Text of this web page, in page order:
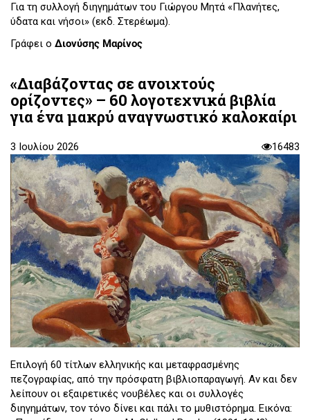
Για τη συλλογή διηγημάτων του Γιώργου Μητά «Πλανήτες,
ύδατα και νήσοι» (εκδ. Στερέωμα).
Γράφει ο Διονύσης Μαρίνος
«Διαβάζοντας σε ανοιχτούς
ορίζοντες» – 60 λογοτεχνικά βιβλία
για ένα μακρύ αναγνωστικό καλοκαίρι
3 Ιουλίου 2026 16483
Επιλογή 60 τίτλων ελληνικής και μεταφρασμένης
πεζογραφίας, από την πρόσφατη βιβλιοπαραγωγή. Αν και δεν
λείπουν οι εξαιρετικές νουβέλες και οι συλλογές
διηγημάτων, τον τόνο δίνει και πάλι το μυθιστόρημα. Εικόνα: